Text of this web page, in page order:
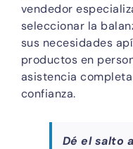
vendedor
seleccionar la
sus necesidades
productos en
asistencia
confianza.
Dé el salto